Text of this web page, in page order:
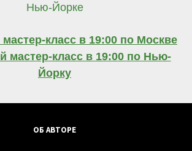
Нью-Йорке
класс в 19:00 по Москве
мастер-класс в 19:00 по Нью-
Йорку
ОБ АВТОРЕ